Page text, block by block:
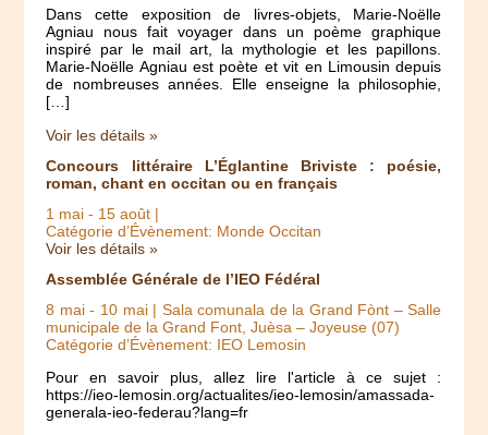
Dans cette exposition de livres-objets, Marie-Noëlle
Agniau nous fait voyager dans un poème graphique
inspiré par le mail art, la mythologie et les papillons.
Marie-Noëlle Agniau est poète et vit en Limousin depuis
de nombreuses années. Elle enseigne la philosophie,
[…]
Voir les détails »
Concours littéraire L’Églantine Briviste : poésie,
roman, chant en occitan ou en français
1 mai - 15 août |
Catégorie d’Évènement: Monde Occitan
Voir les détails »
Assemblée Générale de l’IEO Fédéral
8 mai- 10 mai| Sala comunala de la Grand Fònt – Salle
municipale de la Grand Font, Juèsa – Joyeuse (07)
Catégorie d’Évènement: IEO Lemosin
Pour en savoir plus, allez lire l'article à ce sujet :
https://ieo-lemosin.org/actualites/ieo-lemosin/amassada-
generala-ieo-federau?lang=fr